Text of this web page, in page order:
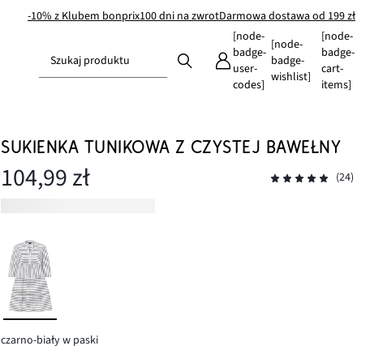
-10% z Klubem bonprix100 dni na zwrotDarmowa dostawa od 199 zł
Szukaj produktu
[node-
badge-
user-
codes]
[node-
badge-
wishlist]
[node-
badge-
cart-
items]
SUKIENKA TUNIKOWA Z CZYSTEJ BAWEŁNY
104,99 zł (24)
czarno-biały w paski